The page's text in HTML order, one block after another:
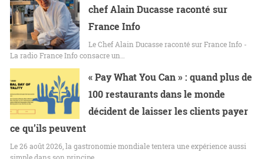
chef Alain Ducasse raconté sur
France Info
Le Chef Alain Ducasse raconté sur France Info -
La radio France Info consacre un…
« Pay What You Can » : quand plus de
100 restaurants dans le monde
décident de laisser les clients payer
ce qu’ils peuvent
Le 26 août 2026, la gastronomie mondiale tentera une expérience aussi
simple dans son principe…